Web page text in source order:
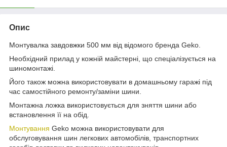
Опис
Монтувалка завдовжки 500 мм від відомого бренда Geko.
Необхідний прилад у кожній майстерні, що спеціалізується на
шиномонтажі.
Його також можна використовувати в домашньому гаражі під
час самостійного ремонту/заміни шини.
Монтажна ложка використовується для зняття шини або
встановлення її на обід.
Монтування Geko можна використовувати для
обслуговування шин легкових автомобілів, транспортних